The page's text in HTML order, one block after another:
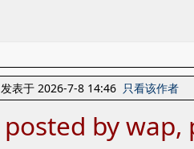
发表于 2026-7-8 14:46 只看该作者
posted by